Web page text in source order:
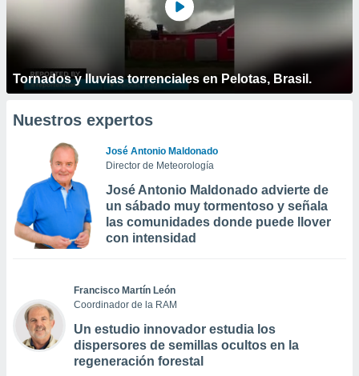
Tornados y lluvias torrenciales en Pelotas, Brasil.
Nuestros expertos
José Antonio Maldonado
Director de Meteorología
José Antonio Maldonado advierte de
un sábado muy tormentoso y señala
las comunidades donde puede llover
con intensidad
Francisco Martín León
Coordinador de la RAM
Un estudio innovador estudia los
dispersores de semillas ocultos en la
regeneración forestal